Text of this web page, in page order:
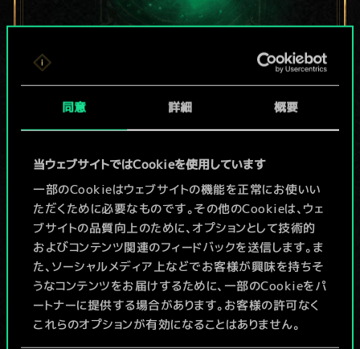
同意 詳細 概要
当ウェブサイトではCookieを使用しています
一部のCookieはウェブサイトの機能を正常にお使いい
ただくために必要なものです。その他のCookieは、ウェ
ブサイトの品質向上のために、オプションとして技術的
およびコンテンツ関連のフィードバックを送信します。ま
た、ソーシャルメディア上などでお客様が興味を持ちそ
うなコンテンツをお届けするために、一部のCookieをパ
ートナーに提供する場合があります。お客様の許可なく
これらのオプションが有効になることはありません。
現在はまだこれし
か共有デッキがあ
りませんが、
続々追加中！
デッキ名入力＆ガイドを作成
デッキを編集